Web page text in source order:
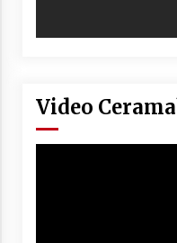
Video